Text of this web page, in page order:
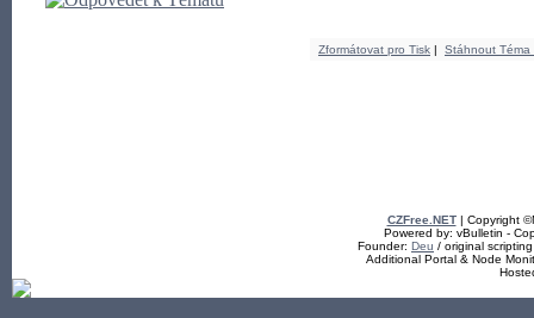
Zformátovat pro Tisk | Stáhnout Téma
CZFree.NET| Copyright
Powered by: vBulletin -
Founder: Deu / original
Additional Portal & Node